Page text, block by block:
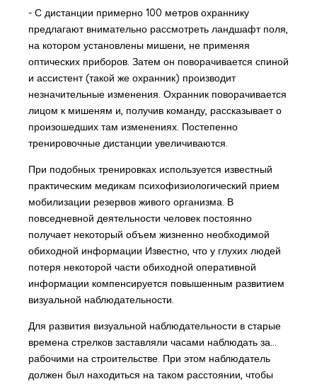
- С дистанции примерно 100 метров охраннику
предлагают внимательно рассмотреть ландшафт поля,
на котором установлены мишени, не применяя
оптических приборов. Затем он поворачивается спиной
и ассистент (такой же охранник) производит
незначительные изменения. Охранник поворачивается
лицом к мишеням и, получив команду, рассказывает о
произошедших там изменениях. Постепенно
тренировочные дистанции увеличиваются.
При подобных тренировках используется известный
практическим медикам психофизиологический прием
мобилизации резервов живого организма. В
повседневной деятельности человек постоянно
получает некоторый объем жизненно необходимой
обиходной информации Известно, что у глухих людей
потеря некоторой части обиходной оперативной
информации компенсируется повышенным развитием
визуальной наблюдательности.
Для развития визуальной наблюдательности в старые
времена стрелков заставляли часами наблюдать за...
рабочими на строительстве. При этом наблюдатель
должен был находиться на таком расстоянии, чтобы